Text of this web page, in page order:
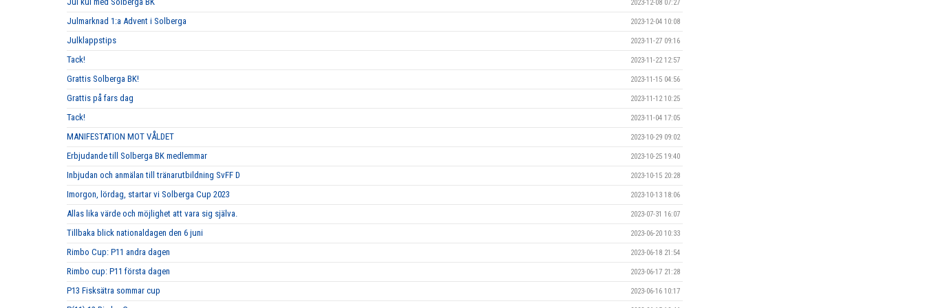
2023-12-08 07:27
Julmarknad 1:a Advent i Solberga 2023-12-04 10:08
Julklappstips 2023-11-27 09:16
Tack! 2023-11-22 12:57
Grattis Solberga BK! 2023-11-15 04:56
Grattis på fars dag 2023-11-12 10:25
Tack! 2023-11-04 17:05
MANIFESTATION MOT VÅLDET 2023-10-29 09:02
Erbjudande till Solberga BK medlemmar 2023-10-25 19:40
Inbjudan och anmälan till tränarutbildning SvFF D 2023-10-15 20:28
Imorgon, lördag, startar vi Solberga Cup 2023 2023-10-13 18:06
Allas lika värde och möjlighet att vara sig själva. 2023-07-31 16:07
Tillbaka blick nationaldagen den 6 juni 2023-06-20 10:33
Rimbo Cup: P11 andra dagen 2023-06-18 21:54
Rimbo cup: P11 första dagen 2023-06-17 21:28
P13 Fisksätra sommar cup 2023-06-16 10:17